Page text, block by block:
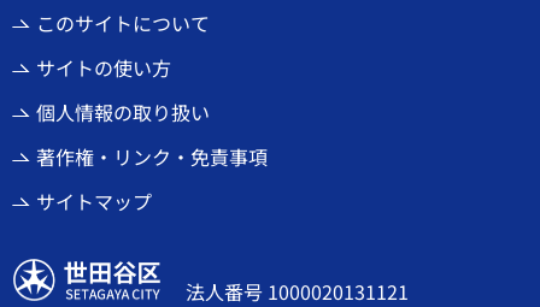
このサイトについて
サイトの使い方
個人情報の取り扱い
著作権・リンク・免責事項
サイトマップ
世田谷区
法人番号 1000020131121